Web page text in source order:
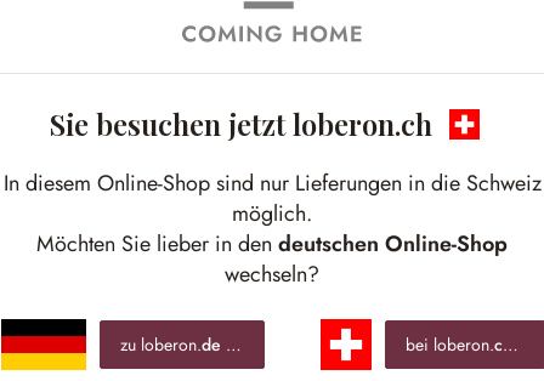
Küche Schlafen Bad
Florale Nostalgie
Shabby-Chic treffen auf blumige Akzente
Sie besuchen jetzt loberon.ch
In diesem Online-Shop sind nur Lieferungen in die Schweiz
möglich.
Möchten Sie lieber in den deutschen Online-Shop
wechseln?
zu loberon.de bei loberon.ch